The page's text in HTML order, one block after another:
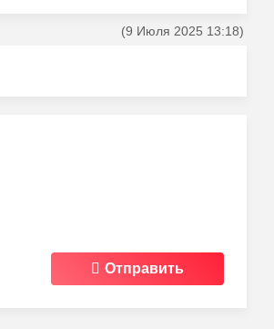
(9 Июля 2025 13:18)
Отправить